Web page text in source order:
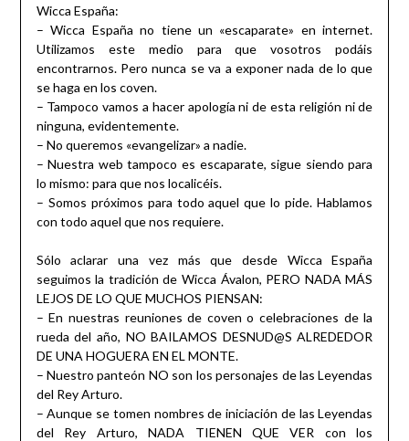
Wicca España:
– Wicca España no tiene un «escaparate» en internet.
Utilizamos este medio para que vosotros podáis
encontrarnos. Pero nunca se va a exponer nada de lo que
se haga en los coven.
– Tampoco vamos a hacer apología ni de esta religión ni de
ninguna, evidentemente.
– No queremos «evangelizar» a nadie.
– Nuestra web tampoco es escaparate, sigue siendo para
lo mismo: para que nos localicéis.
– Somos próximos para todo aquel que lo pide. Hablamos
con todo aquel que nos requiere.
Sólo aclarar una vez más que desde Wicca España
seguimos la tradición de Wicca Ávalon, PERO NADA MÁS
LEJOS DE LO QUE MUCHOS PIENSAN:
– En nuestras reuniones de coven o celebraciones de la
rueda del año, NO BAILAMOS DESNUD@S ALREDEDOR
DE UNA HOGUERA EN EL MONTE.
– Nuestro panteón NO son los personajes de las Leyendas
del Rey Arturo.
– Aunque se tomen nombres de iniciación de las Leyendas
del Rey Arturo, NADA TIENEN QUE VER con los